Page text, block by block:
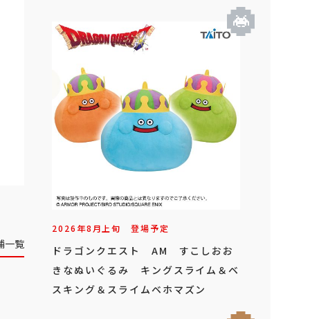
一覧
2026年8月上旬 登場予定
ドラゴンクエスト AM すこしおお
きなぬいぐるみ キングスライム＆ベ
スキング＆スライムベホマズン